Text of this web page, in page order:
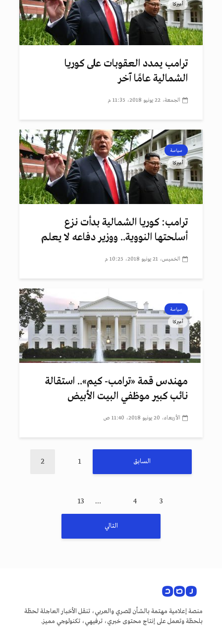
أميركا
ترامب يمدد العقوبات على كوريا
الشمالية عامًا آخر
الجمعة، 22 يونيو 2018، 11:35 م
سياسة
أميركا
ترامب: كوريا الشمالية بدأت نزع
أسلحتها النووية.. ووزير دفاعه لا يعلم
الخميس، 21 يونيو 2018، 10:25 م
سياسة
أميركا
مهندس قمة «ترامب- كيم».. استقالة
نائب كبير موظفي البيت الأبيض
الأربعاء، 20 يونيو 2018، 11:40 ص
السابق 1
2
3
4
…
13
التالي
منصة إعلامية مهتمة بالشأن المصري والعربي، تنقل الأخبار العاجلة لحظة
بلحظة وتعمل على إنتاج محتوى خبري، ترفيهي، تكنولوجي مميز.